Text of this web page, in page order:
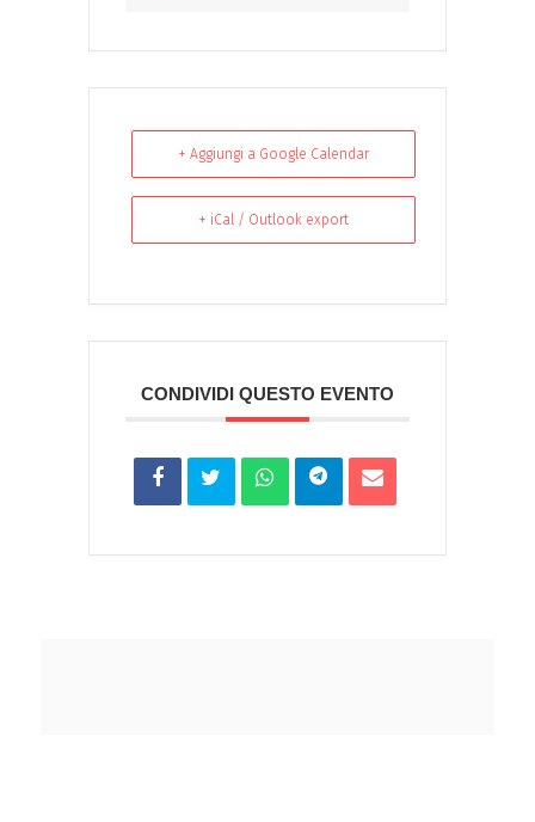
+ Aggiungi a Google Calendar
+ iCal / Outlook export
CONDIVIDI QUESTO EVENTO